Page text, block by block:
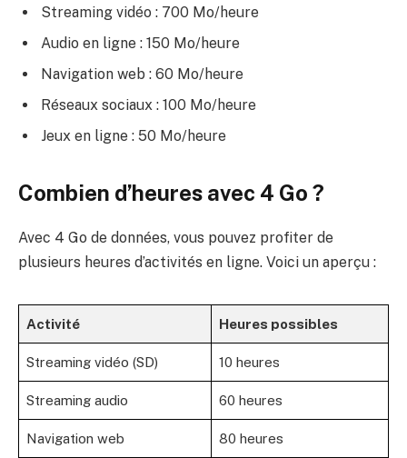
Streaming vidéo : 700 Mo/heure
Audio en ligne : 150 Mo/heure
Navigation web : 60 Mo/heure
Réseaux sociaux : 100 Mo/heure
Jeux en ligne : 50 Mo/heure
Combien d’heures avec 4 Go ?
Avec 4 Go de données, vous pouvez profiter de
plusieurs heures d’activités en ligne. Voici un aperçu :
Activité Heures possibles
Streaming vidéo (SD) 10 heures
Streaming audio 60 heures
Navigation web 80 heures